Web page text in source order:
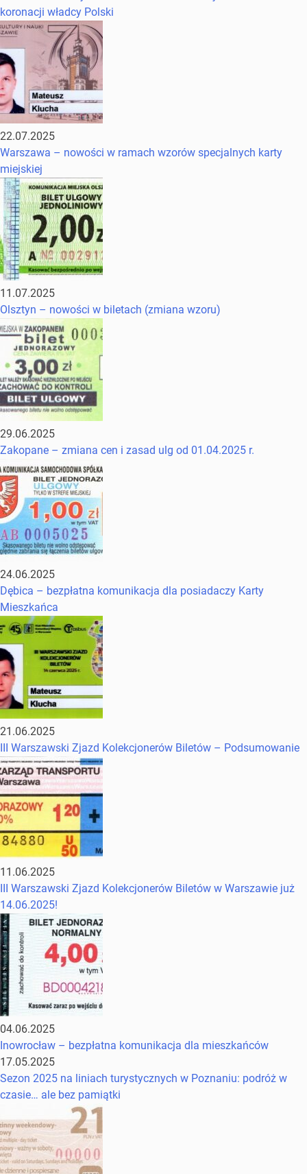
koronacji władcy Polski
22.07.2025
Warszawa – nowości w ramach wzorów specjalnych karty
miejskiej
11.07.2025
Olsztyn – nowości w biletach (zmiana wzoru)
29.06.2025
Zakopane – zmiana cen i zasad ulg od 01.04.2025 r.
24.06.2025
Dębica – bezpłatna komunikacja dla posiadaczy Karty
Mieszkańca
21.06.2025
III Warszawski Zjazd Kolekcjonerów Biletów – Podsumowanie
11.06.2025
III Warszawski Zjazd Kolekcjonerów Biletów w Warszawie już
14.06.2025!
04.06.2025
Inowrocław – bezpłatna komunikacja dla mieszkańców
17.05.2025
Sezon 2025 na liniach turystycznych w Poznaniu: podróż w
czasie… ale bez pamiątki